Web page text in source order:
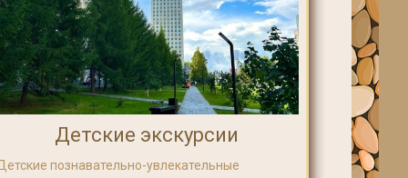
Детские экскурсии
познавательно-увлекательные